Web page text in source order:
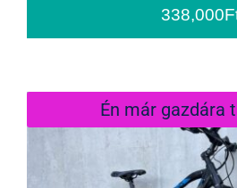
338,000
Én már gazdára